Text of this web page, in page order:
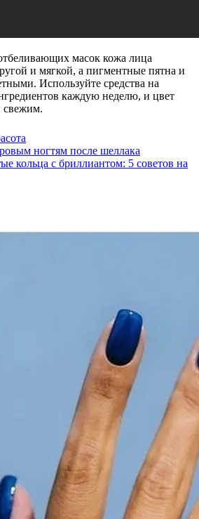
масок кожа лица
и мягкой, а пигментные пятна и
Используйте средства на
каждую неделю, и цвет
свежим.
ногтям после шеллака
кольца с бриллиантом: 5 советов на